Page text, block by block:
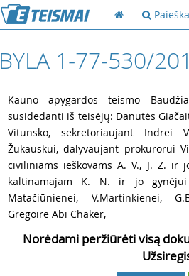
Paieška
BYLA 1-77-530/
Kauno apygardos teismo
susidedanti iš teisėjų: Danutės
Vitunsko, sekretoriaujant Indrei
Žukauskui, dalyvaujant prokurorui
civiliniams ieškovams A. V., J. Z. ir
kaltinamajam K. N. ir jo gynėjui
Matačiūnienei, V.Martinkienei,
Gregoire Abi Chaker,
Norėdami peržiūrėti visą